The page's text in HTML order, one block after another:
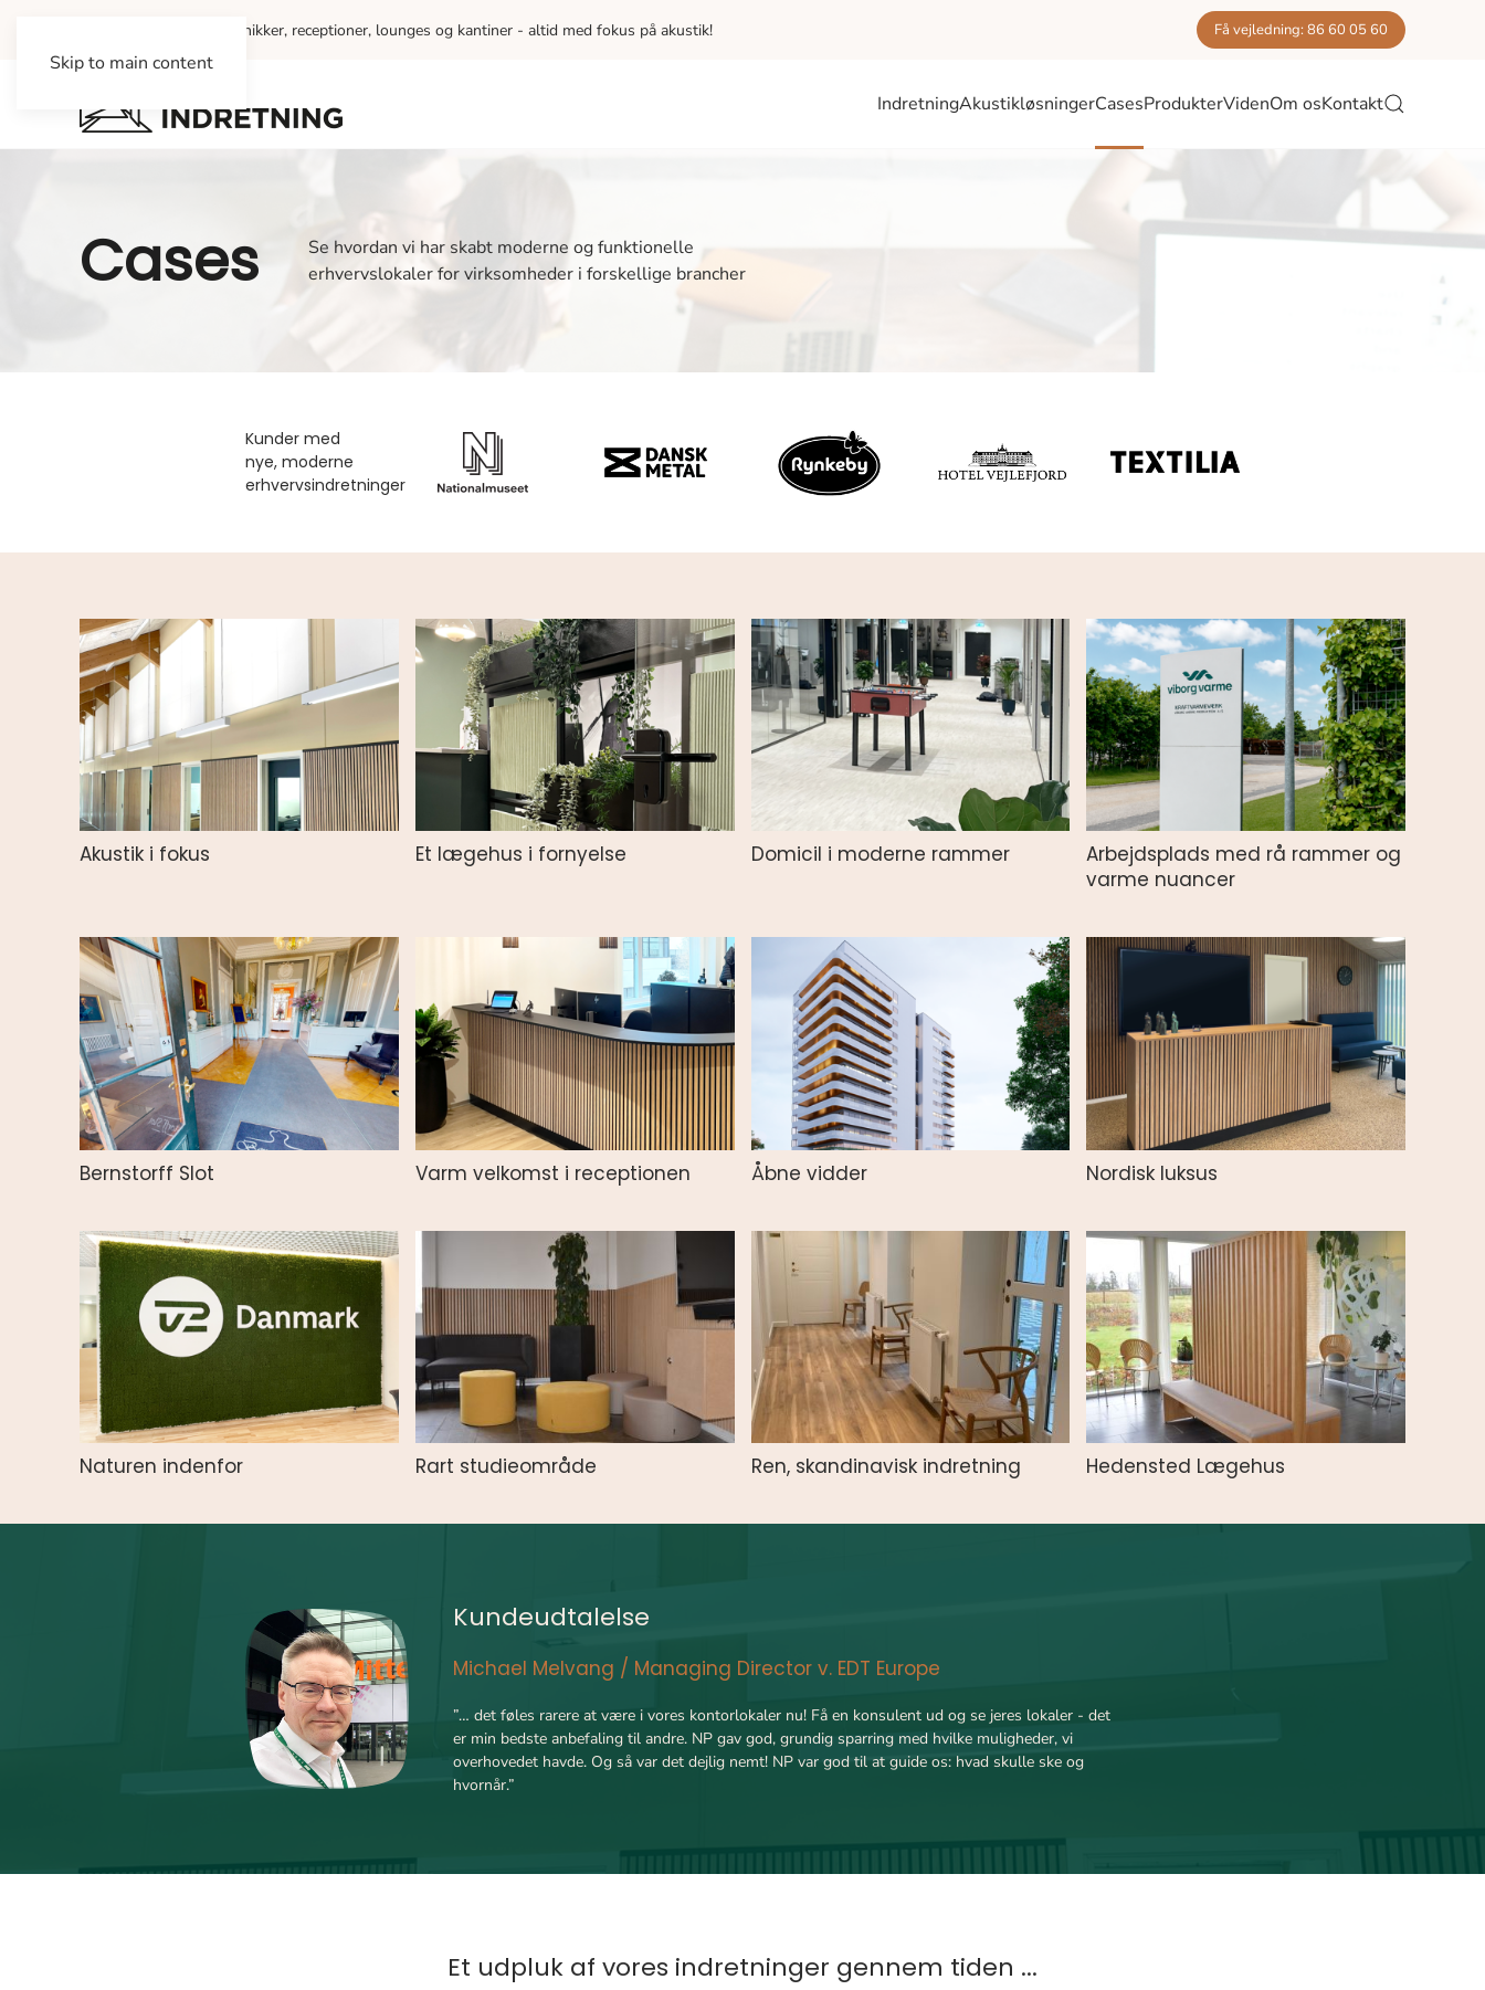
Skip to main content
Vi indretter kontorer, klinikker, receptioner, lounges og kantiner - altid med fokus på akustik! Få vejledning: 86 60 05 60
IndretningAkustikløsningerCasesProdukterVidenOm osKontakt
Cases
Se hvordan vi har skabt moderne og funktionelle
erhvervslokaler for virksomheder i forskellige brancher
Kunder med
nye, moderne
erhvervsindretninger
Akustik i fokus Et lægehus i fornyelse Domicil i moderne rammer
Arbejdsplads med rå rammer og
varme nuancer
Bernstorff Slot Varm velkomst i receptionen Åbne vidder Nordisk luksus
Naturen indenfor Rart studieområde Ren, skandinavisk indretning Hedensted Lægehus
Kundeudtalelse
Michael Melvang / Managing Director v. EDT Europe
”… det føles rarere at være i vores kontorlokaler nu! Få en konsulent ud og se jeres lokaler - det
er min bedste anbefaling til andre. NP gav god, grundig sparring med hvilke muligheder, vi
overhovedet havde. Og så var det dejlig nemt! NP var god til at guide os: hvad skulle ske og
hvornår.”
Et udpluk af vores indretninger gennem tiden ...